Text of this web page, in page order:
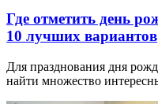
Где отметить день
10 лучших вариантов
Для празднования дня
найти множество